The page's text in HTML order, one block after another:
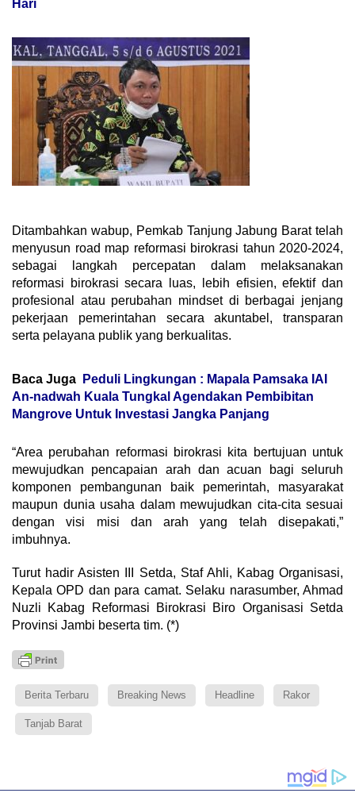
Hari
Ditambahkan wabup, Pemkab Tanjung Jabung Barat telah
menyusun road map reformasi birokrasi tahun 2020-2024,
sebagai langkah percepatan dalam melaksanakan
reformasi birokrasi secara luas, lebih efisien, efektif dan
profesional atau perubahan mindset di berbagai jenjang
pekerjaan pemerintahan secara akuntabel, transparan
serta pelayana publik yang berkualitas.
Baca Juga
Peduli Lingkungan : Mapala Pamsaka IAI
An-nadwah Kuala Tungkal Agendakan Pembibitan
Mangrove Untuk Investasi Jangka Panjang
“Area perubahan reformasi birokrasi kita bertujuan untuk
mewujudkan pencapaian arah dan acuan bagi seluruh
komponen pembangunan baik pemerintah, masyarakat
maupun dunia usaha dalam mewujudkan cita-cita sesuai
dengan visi misi dan arah yang telah disepakati,”
imbuhnya.
Turut hadir Asisten III Setda, Staf Ahli, Kabag Organisasi,
Kepala OPD dan para camat. Selaku narasumber, Ahmad
Nuzli Kabag Reformasi Birokrasi Biro Organisasi Setda
Provinsi Jambi beserta tim. (*)
Berita Terbaru Breaking News Headline Rakor
Tanjab Barat